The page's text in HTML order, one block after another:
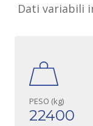
Dati variabili
PESO (kg)
22400